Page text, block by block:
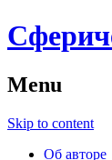
Menu
Skip to content
Об авторе